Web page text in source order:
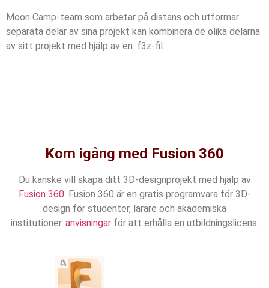
Moon Camp-team som arbetar på distans och utformar
separata delar av sina projekt kan kombinera de olika delarna
av sitt projekt med hjälp av en .f3z-fil.
Kom igång med Fusion 360
Du kanske vill skapa ditt 3D-designprojekt med hjälp av
Fusion 360. Fusion 360 är en gratis programvara för 3D-
design för studenter, lärare och akademiska
institutioner. anvisningarför att erhålla en utbildningslicens.